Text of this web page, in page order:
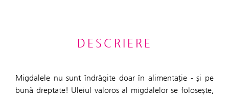
DESCRIERE
Migdalele nu sunt îndrăgite doar în alimentație - și pe
bună dreptate! Uleiul valoros al migdalelor se folosește,